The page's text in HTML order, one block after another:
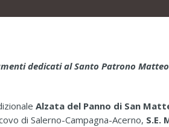
dedicati al Santo Patrono Matteo
Alzata del Panno di San
di Salerno-Campagna-Acerno, S.E.